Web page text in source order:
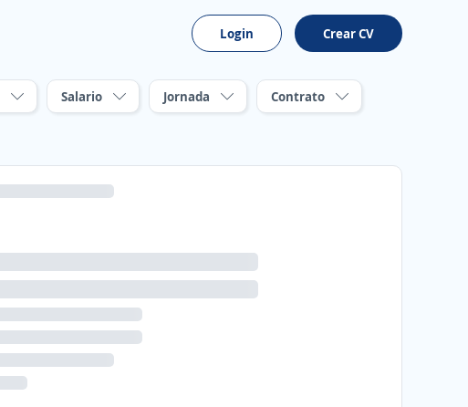
Login Crear CV
Salario Jornada Contrato